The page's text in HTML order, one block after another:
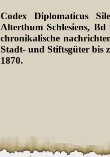
Codex Diplomaticus
Alterthum Schlesiens,
chronikalische
Stadt- und Stiftsgüter bis
1870.